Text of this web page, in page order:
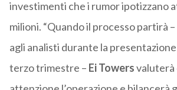
investimenti che i rumor ipotizzano
milioni. “Quando il processo partirà
agli analisti durante la
terzo trimestre – EiTowersvaluterà